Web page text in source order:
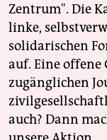
Zentrum". Die
linke,
solidarischen
auf. Eine offene
zugänglichen
auch? Dann